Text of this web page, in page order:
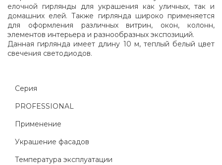
елочной гирлянды для украшения как уличных, так и
домашних елей. Также гирлянда широко применяется
для оформления различных витрин, окон, колонн,
элементов интерьера и разнообразных экспозиций.
Данная гирлянда имеет длину 10 м, теплый белый цвет
свечения светодиодов.
Серия
PROFESSIONAL
Применение
Украшение фасадов
Температура эксплуатации